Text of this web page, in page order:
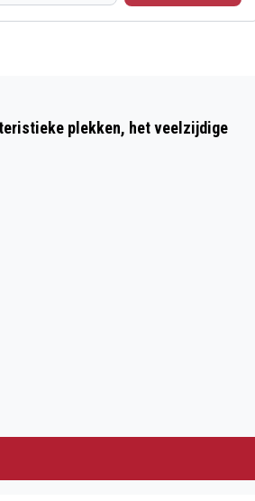
CALLING'
plekken, het veelzijdige